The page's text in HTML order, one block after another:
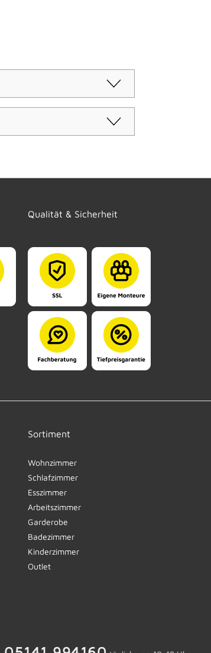
Qualität & Sicherheit
Sortiment
Wohnzimmer
Schlafzimmer
Esszimmer
Arbeitszimmer
Garderobe
Badezimmer
Kinderzimmer
Outlet